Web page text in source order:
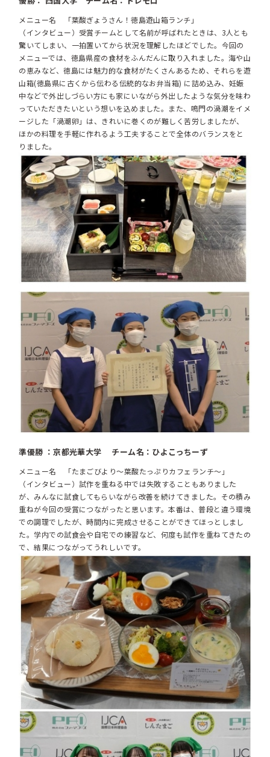
メニュー名 「葉酸ぎょうさん！徳島遊山箱ランチ」
（インタビュー）受賞チームとして名前が呼ばれたときは、3人とも
驚いてしまい、一拍置いてから状況を理解したほどでした。今回の
メニューでは、徳島県産の食材をふんだんに取り入れました。海や山
の恵みなど、徳島には魅力的な食材がたくさんあるため、それらを遊
山箱(徳島県に古くから伝わる伝統的なお弁当箱) に詰め込み、妊娠
中などで外出しづらい方にも家にいながら外出したような気分を味わ
っていただきたいという想いを込めました。また、鳴門の渦潮をイメ
ージした「渦潮卵」は、きれいに巻くのが難しく苦労しましたが、
ほかの料理を手軽に作れるよう工夫することで全体のバランスをと
りました。
準優勝 ：京都光華大学 チーム名：ひよこっちーず
メニュー名 「たまごびより～葉酸たっぷりカフェランチ～」
（インタビュー）試作を重ねる中では失敗することもありました
が、みんなに試食してもらいながら改善を続けてきました。その積み
重ねが今回の受賞につながったと思います。本番は、普段と違う環境
での調理でしたが、時間内に完成させることができてほっとしまし
た。学内での試食会や自宅での練習など、何度も試作を重ねてきたの
で、結果につながってうれしいです。